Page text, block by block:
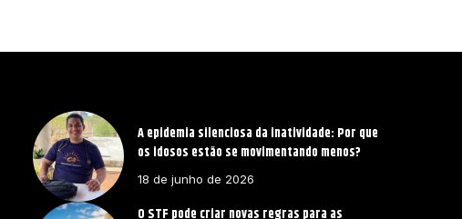
A epidemia silenciosa da inatividade: Por que
os idosos estão se movimentando menos?
18 de junho de 2026
O STF pode criar novas regras para as